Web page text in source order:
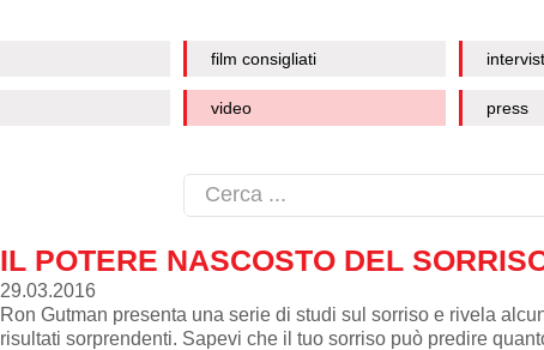
film consigliati
video press
IL POTERE NASCOSTO DEL
29.03.2016
Ron Gutman presenta una serie di studi sul sorriso e rivela
risultati sorprendenti. Sapevi che il tuo sorriso può predire